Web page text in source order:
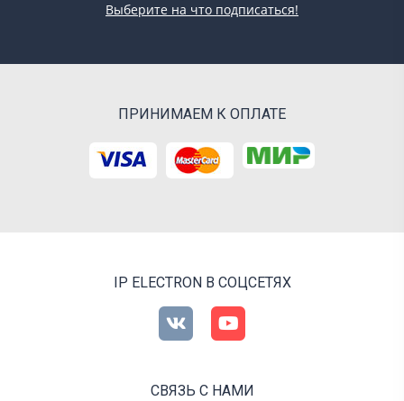
Выберите на что подписаться!
ПРИНИМАЕМ К ОПЛАТЕ
IP ELECTRON В СОЦСЕТЯХ
СВЯЗЬ С НАМИ